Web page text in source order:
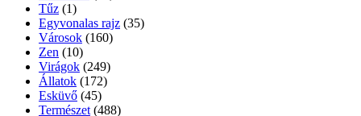
Tűz (1)
Egyvonalas rajz (35)
Városok (160)
Zen (10)
Virágok (249)
Állatok (172)
Esküvő (45)
Természet (488)